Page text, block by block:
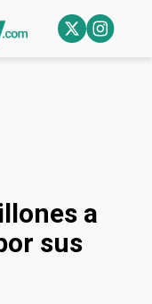
a
sus